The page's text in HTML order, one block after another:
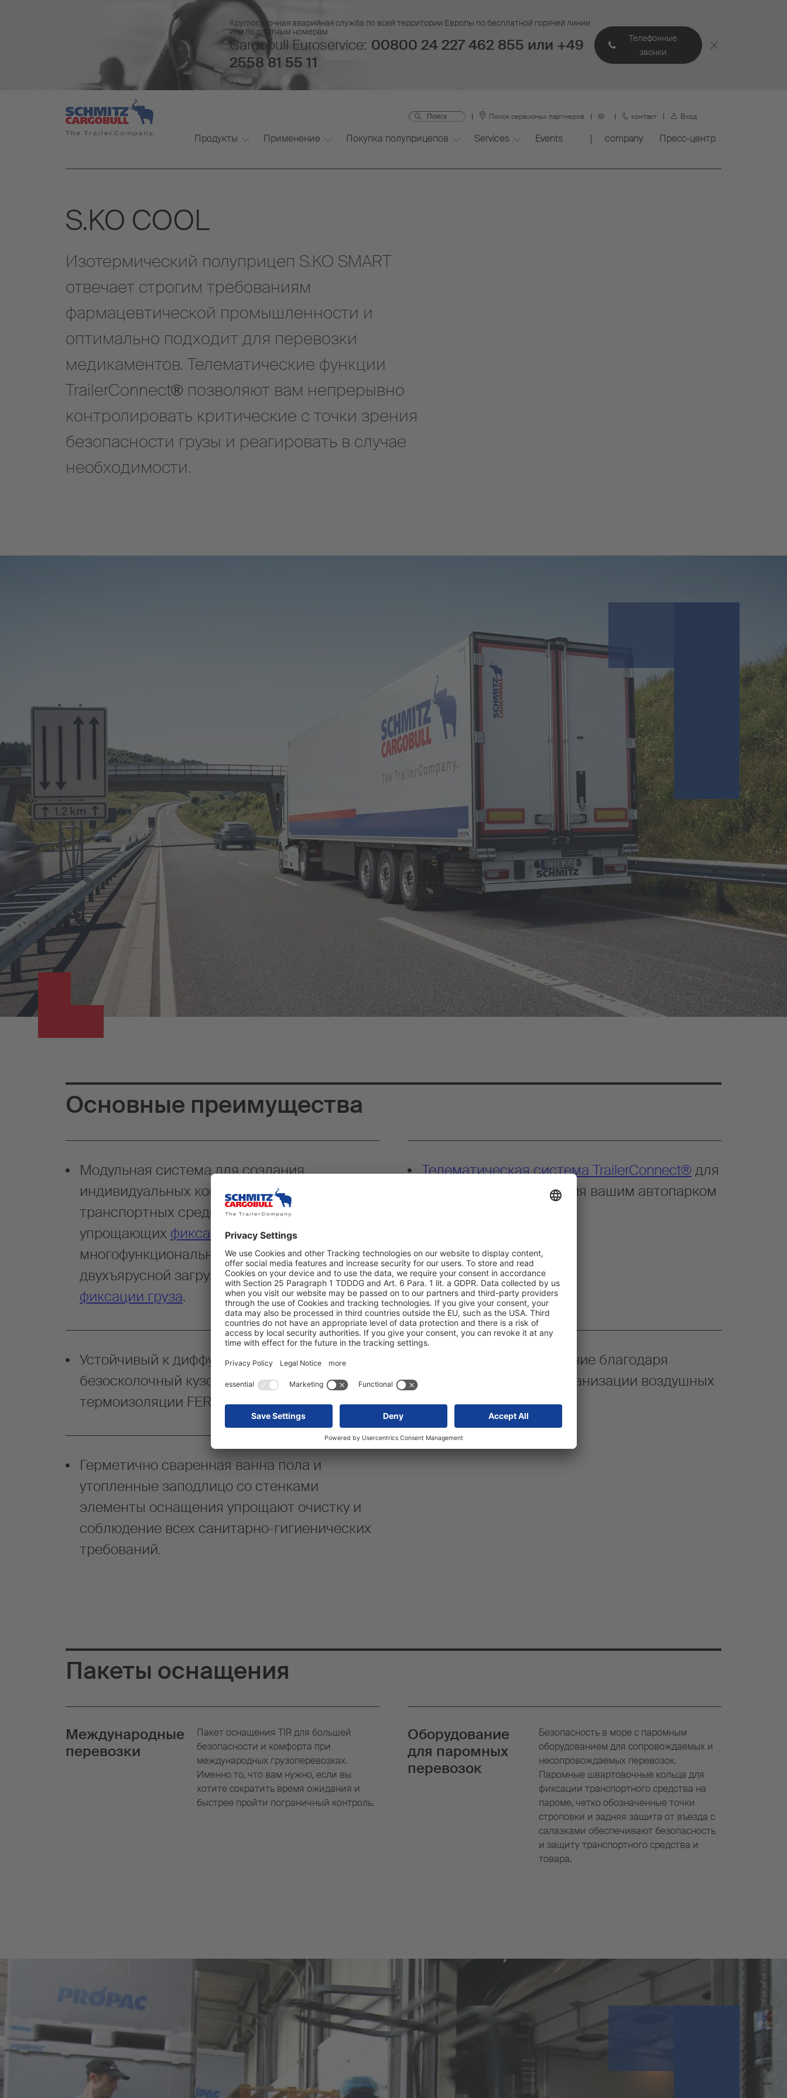
Круглосуточная аварийная служба по всей территории Европы по бесплатной горячей линии
или по платным номерам
Cargobull Euroservice: 00800 24 227 462 855 или +49
2558 81 55 11
Телефонные
звонки
Поиск сервисных партнеров контакт Вход
Продукты Применение Покупка полуприцепов Services Events company Пресс-центр
S.KO COOL
Изотермический полуприцеп S.KO SMART
отвечает строгим требованиям
фармацевтической промышленности и
оптимально подходит для перевозки
медикаментов. Телематические функции
TrailerConnect® позволяют вам непрерывно
контролировать критические с точки зрения
безопасности грузы и реагировать в случае
необходимости.
Основные преимущества
Модульная система для создания
индивидуальных конфигураций
транспортных средств, например,
упрощающих фиксацию грузовблагодаря
многофункциональному полу, системе
двухъярусной загрузки инаправляющим для
фиксации груза.
Телематическая система TrailerConnect® для
прозрачного управления вашим автопарком
Устойчивый к диффузии паров, старению и
безосколочный кузов-фургон с технологией
термоизоляции FERROPLAST®
Эффективное охлаждение благодаря
оптимизированной организации воздушных
потоков
Герметично сваренная ванна пола и
утопленные заподлицо со стенками
элементы оснащения упрощают очистку и
соблюдение всех санитарно-гигиенических
требований.
Пакеты оснащения
Международные
перевозки
Пакет оснащения TIR для большей
безопасности и комфорта при
международных грузоперевозках.
Именно то, что вам нужно, если вы
хотите сократить время ожидания и
быстрее пройти пограничный контроль.
Оборудование
для паромных
перевозок
Безопасность в море с паромным
оборудованием для сопровождаемых и
несопровождаемых перевозок.
Паромные швартовочные кольца для
фиксации транспортного средства на
пароме, четко обозначенные точки
строповки и задняя защита от въезда с
салазками обеспечивают безопасность
и защиту транспортного средства и
товара.